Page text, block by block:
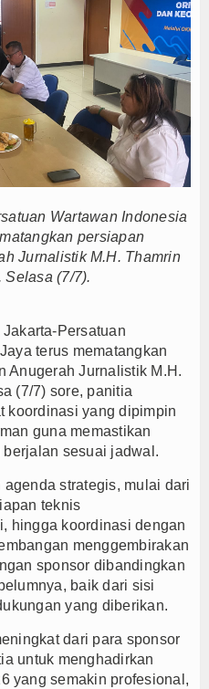
Dorong APPI Perkuat Pasar
Utara Hadiri Rakor Pemerintahan
Bantul, Pemkab Barito Utara Dalami
Tantang Pemuda Majalengka :
Warnai Paripurna APBD
RI ke-81, Wali Kota Depok Sebar
Sponsor, Bank Jakarta Bangun
Kontingen Barito Utara Ikuti
Dorong APPI Perkuat Pasar
Utara Hadiri Rakor Pemerintahan
Tantang Pemuda Majalengka :
Warnai Paripurna APBD
RI ke-81, Wali Kota Depok Sebar
Sponsor, Bank Jakarta Bangun
Wartawan Indonesia
persiapan
Jurnalistik M.H. Thamrin
Selasa (7/7).
Persatuan
terus mematangkan
Anugerah Jurnalistik M.H.
(7/7) sore, panitia
koordinasi yang dipimpin
guna memastikan
sesuai jadwal.
strategis, mulai dari
teknis
hingga koordinasi dengan
menggembirakan
sponsor dibandingkan
baik dari sisi
yang diberikan.
dari para sponsor
untuk menghadirkan
yang semakin profesional,